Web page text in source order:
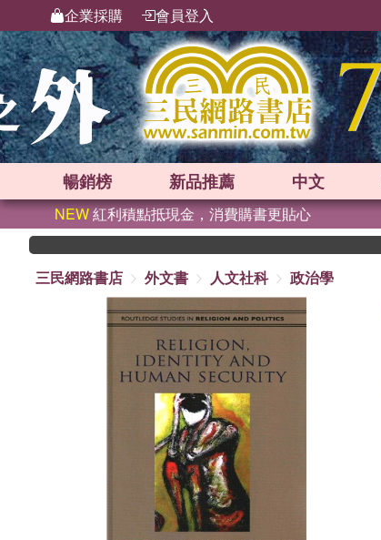
企業採購 會員登入
暢銷榜 新品推薦 中文
NEW紅利積點抵現金，消費購書更貼心
三民網路書店
外文書 人文社科 政治學